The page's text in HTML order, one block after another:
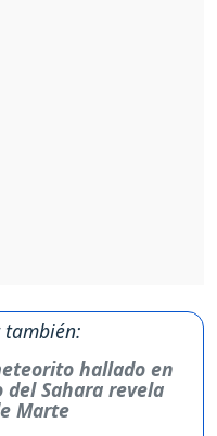
también:
hallado en
del Sahara revela
Marte